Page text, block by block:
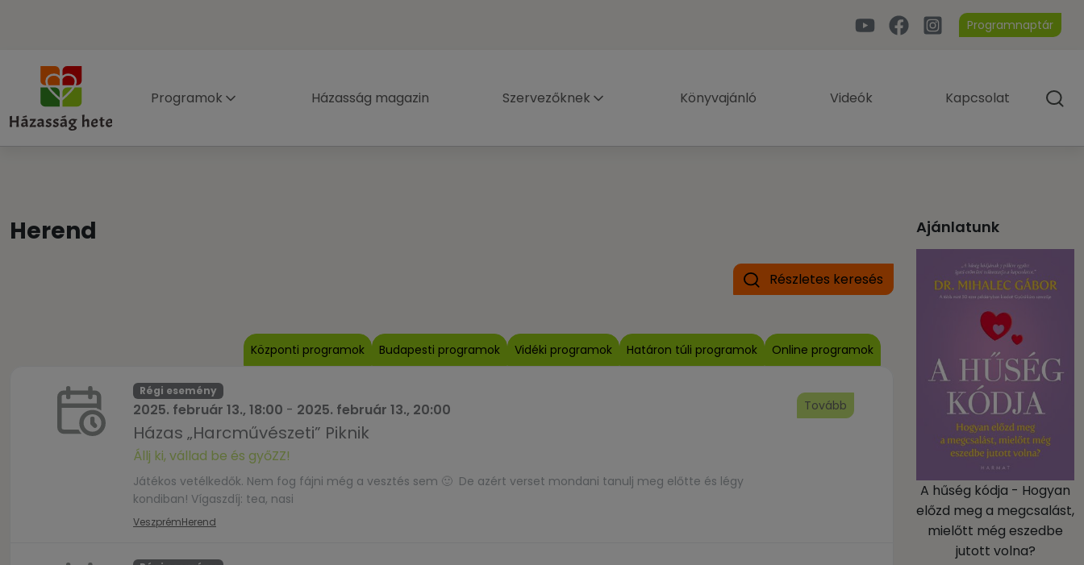
Programnaptár
Programok Házasság magazin Szervezőknek Könyvajánló Videók Kapcsolat
Herend
Részletes keresés
Központi programok Budapesti programok Vidéki programok Határon túli programok Online programok
Régi esemény
2025. február 13., 18:00 - 2025. február 13., 20:00
Házas „Harcművészeti” Piknik
Állj ki, vállad be és győZZ!
Játékos vetélkedők. Nem fog fájni még a vesztés sem 🙂 De azért verset mondani tanulj meg előtte és légy
kondiban! Vígaszdíj: tea, nasi
VeszprémHerend
Tovább
Ajánlatunk
A hűség kódja - Hogyan
előzd meg a megcsalást,
mielőtt még eszedbe
jutott volna?